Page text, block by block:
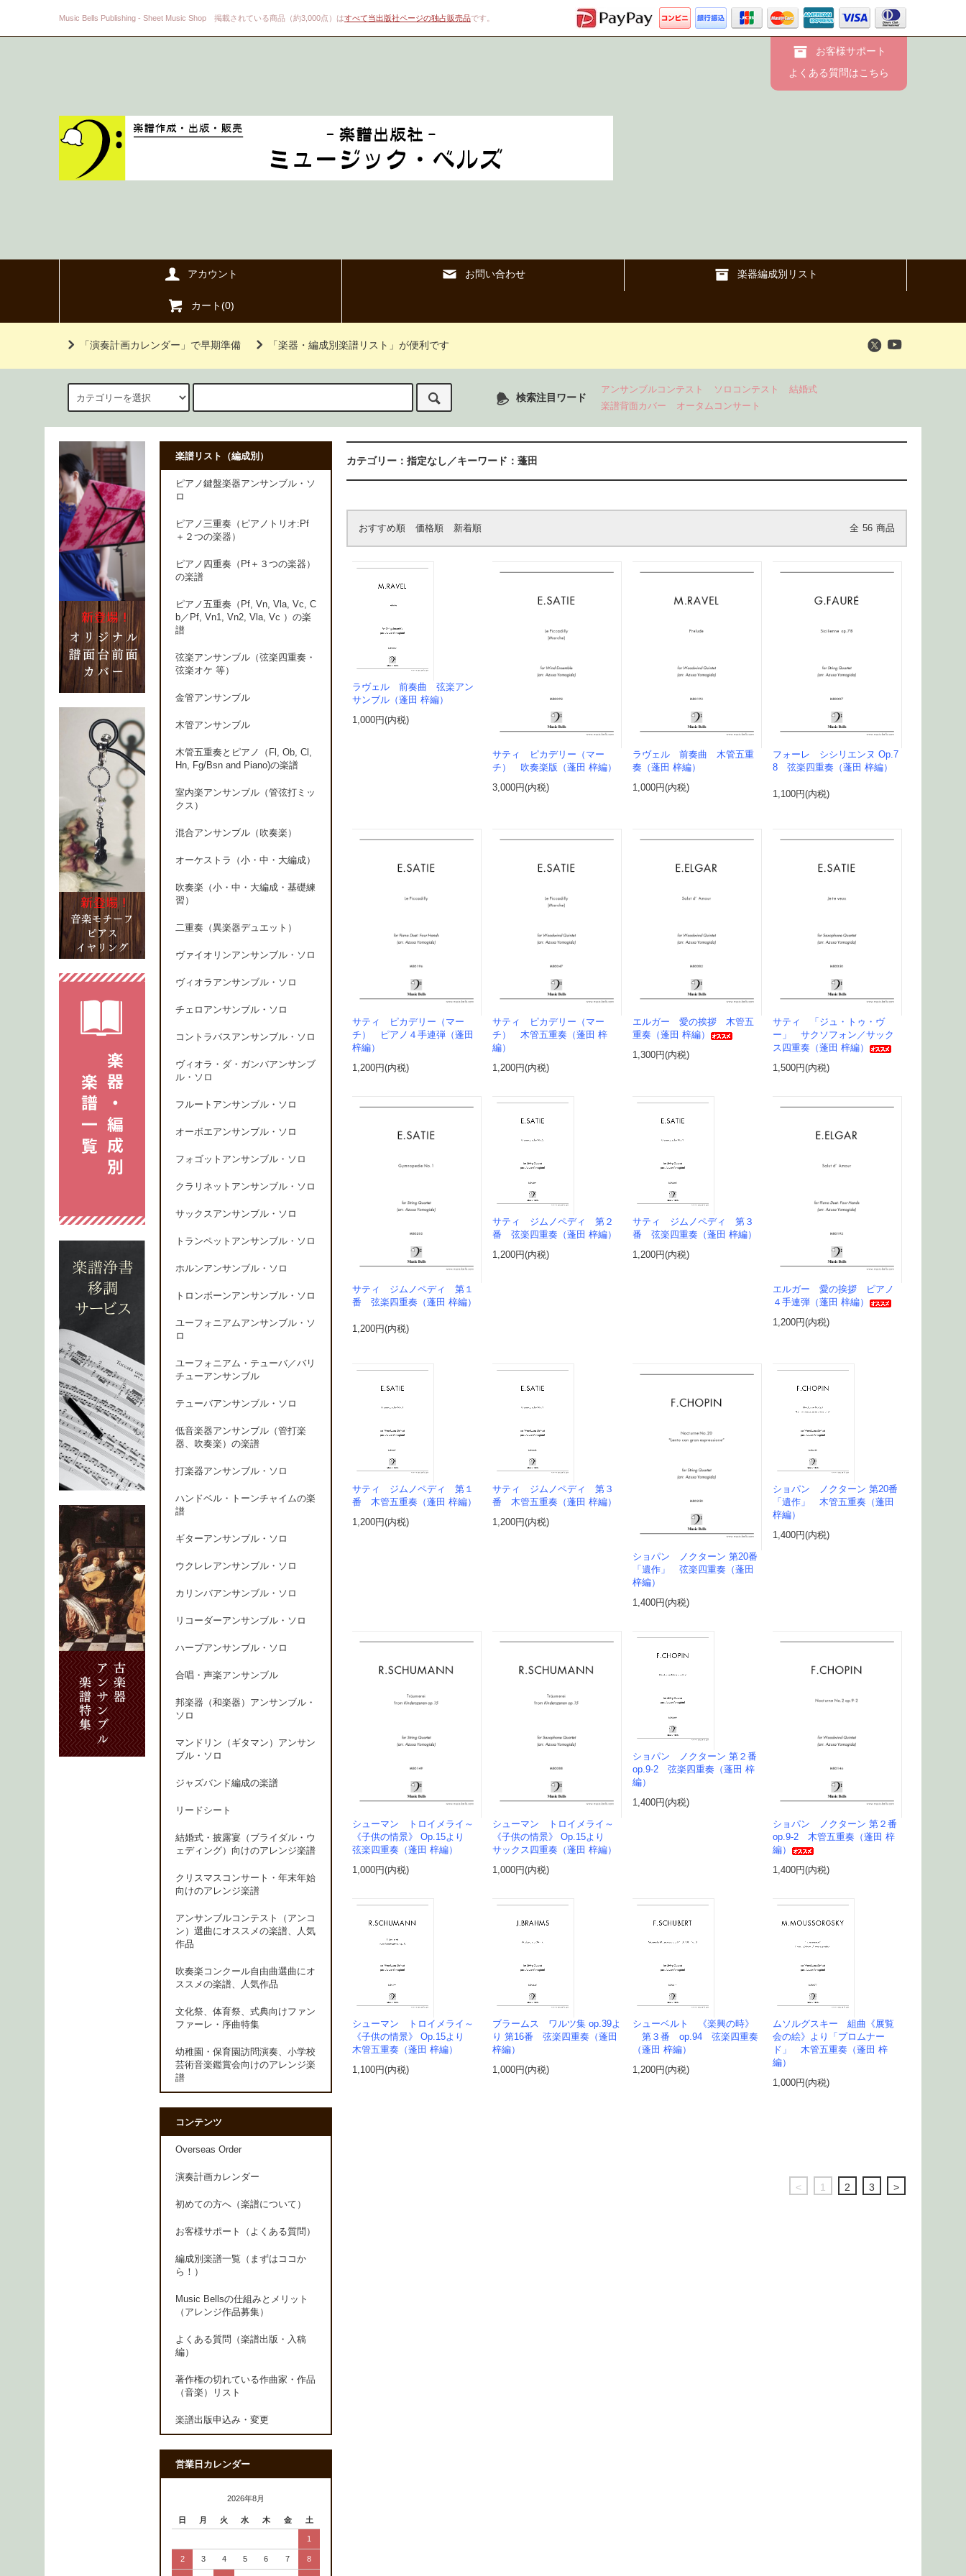
Music Bells Publishing - Sheet Music Shop 掲載されている商品（約3,000点）はすべて当出版社ページの独占販売品です。
お客様サポート
よくある質問はこちら
アカウント お問い合わせ 楽器編成別リスト
カート(0)
「演奏計画カレンダー」で早期準備 「楽器・編成別楽譜リスト」が便利です
検索注目ワード
アンサンブルコンテスト ソロコンテスト
結婚式
楽譜背面カバー
オータムコンサート
カテゴリー：指定なし／キーワード：蓬田
おすすめ順 価格順 新着順 全 56 商品
ラヴェル 前奏曲 弦楽アン
サンブル（蓬田 梓編）
1,000円(内税)
サティ ピカデリー（マー
チ） 吹奏楽版（蓬田 梓編）
3,000円(内税)
ラヴェル 前奏曲 木管五重
奏（蓬田 梓編）
1,000円(内税)
フォーレ シシリエンヌ Op.7
8 弦楽四重奏（蓬田 梓編）
1,100円(内税)
サティ ピカデリー（マー
チ） ピアノ４手連弾（蓬田
梓編）
1,200円(内税)
サティ ピカデリー（マー
チ） 木管五重奏（蓬田 梓
編）
1,200円(内税)
エルガー 愛の挨拶 木管五
重奏（蓬田 梓編）
1,300円(内税)
サティ 「ジュ・トゥ・ヴ
ー」 サクソフォン／サック
ス四重奏（蓬田 梓編）
1,500円(内税)
サティ ジムノペディ 第１
番 弦楽四重奏（蓬田 梓編）
1,200円(内税)
サティ ジムノペディ 第２
番 弦楽四重奏（蓬田 梓編）
1,200円(内税)
サティ ジムノペディ 第３
番 弦楽四重奏（蓬田 梓編）
1,200円(内税)
エルガー 愛の挨拶 ピアノ
４手連弾（蓬田 梓編）
1,200円(内税)
サティ ジムノペディ 第１
番 木管五重奏（蓬田 梓編）
1,200円(内税)
サティ ジムノペディ 第３
番 木管五重奏（蓬田 梓編）
1,200円(内税)
ショパン ノクターン 第20番
「遺作」 弦楽四重奏（蓬田
梓編）
1,400円(内税)
ショパン ノクターン 第20番
「遺作」 木管五重奏（蓬田
梓編）
1,400円(内税)
シューマン トロイメライ～
《子供の情景》 Op.15より
弦楽四重奏（蓬田 梓編）
1,000円(内税)
シューマン トロイメライ～
《子供の情景》 Op.15より
サックス四重奏（蓬田 梓編）
1,000円(内税)
ショパン ノクターン 第２番
op.9-2 弦楽四重奏（蓬田 梓
編）
1,400円(内税)
ショパン ノクターン 第２番
op.9-2 木管五重奏（蓬田 梓
編）
1,400円(内税)
シューマン トロイメライ～
《子供の情景》 Op.15より
木管五重奏（蓬田 梓編）
1,100円(内税)
ブラームス ワルツ集 op.39よ
り 第16番 弦楽四重奏（蓬田
梓編）
1,000円(内税)
シューベルト 《楽興の時》
第３番 op.94 弦楽四重奏
（蓬田 梓編）
1,200円(内税)
ムソルグスキー 組曲《展覧
会の絵》より「プロムナー
ド」 木管五重奏（蓬田 梓
編）
1,000円(内税)
< 1 2 3 >
楽譜リスト（編成別）
ピアノ鍵盤楽器アンサンブル・ソ
ロ
ピアノ三重奏（ピアノトリオ:Pf
＋２つの楽器）
ピアノ四重奏（Pf＋３つの楽器）
の楽譜
ピアノ五重奏（Pf, Vn, Vla, Vc, C
b／Pf, Vn1, Vn2, Vla, Vc ）の楽
譜
弦楽アンサンブル（弦楽四重奏・
弦楽オケ 等）
金管アンサンブル
木管アンサンブル
木管五重奏とピアノ（Fl, Ob, Cl,
Hn, Fg/Bsn and Piano)の楽譜
室内楽アンサンブル（管弦打ミッ
クス）
混合アンサンブル（吹奏楽）
オーケストラ（小・中・大編成）
吹奏楽（小・中・大編成・基礎練
習）
二重奏（異楽器デュエット）
ヴァイオリンアンサンブル・ソロ
ヴィオラアンサンブル・ソロ
チェロアンサンブル・ソロ
コントラバスアンサンブル・ソロ
ヴィオラ・ダ・ガンバアンサンブ
ル・ソロ
フルートアンサンブル・ソロ
オーボエアンサンブル・ソロ
フォゴットアンサンブル・ソロ
クラリネットアンサンブル・ソロ
サックスアンサンブル・ソロ
トランペットアンサンブル・ソロ
ホルンアンサンブル・ソロ
トロンボーンアンサンブル・ソロ
ユーフォニアムアンサンブル・ソ
ロ
ユーフォニアム・テューバ／バリ
チューアンサンブル
テューバアンサンブル・ソロ
低音楽器アンサンブル（管打楽
器、吹奏楽）の楽譜
打楽器アンサンブル・ソロ
ハンドベル・トーンチャイムの楽
譜
ギターアンサンブル・ソロ
ウクレレアンサンブル・ソロ
カリンバアンサンブル・ソロ
リコーダーアンサンブル・ソロ
ハープアンサンブル・ソロ
合唱・声楽アンサンブル
邦楽器（和楽器）アンサンブル・
ソロ
マンドリン（ギタマン）アンサン
ブル・ソロ
ジャズバンド編成の楽譜
リードシート
結婚式・披露宴（ブライダル・ウ
ェディング）向けのアレンジ楽譜
クリスマスコンサート・年末年始
向けのアレンジ楽譜
アンサンブルコンテスト（アンコ
ン）選曲にオススメの楽譜、人気
作品
吹奏楽コンクール自由曲選曲にオ
ススメの楽譜、人気作品
文化祭、体育祭、式典向けファン
ファーレ・序曲特集
幼稚園・保育園訪問演奏、小学校
芸術音楽鑑賞会向けのアレンジ楽
譜
コンテンツ
Overseas Order
演奏計画カレンダー
初めての方へ（楽譜について）
お客様サポート（よくある質問）
編成別楽譜一覧（まずはココか
ら！）
Music Bellsの仕組みとメリット
（アレンジ作品募集）
よくある質問（楽譜出版・入稿
編）
著作権の切れている作曲家・作品
（音楽）リスト
楽譜出版申込み・変更
営業日カレンダー
2026年8月
日 月 火 水 木 金 土
1
2 3 4 5 6 7 8